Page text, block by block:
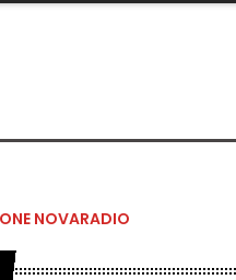
NOVARADIO